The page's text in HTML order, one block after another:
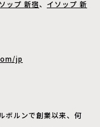
ップ 新宿、 イソップ 新
jp
ボルンで創業以来、何